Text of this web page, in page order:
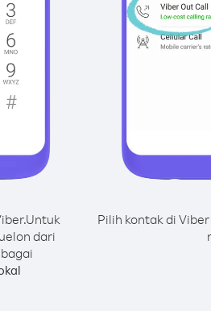
Untuk
dari
Pilih kontak di